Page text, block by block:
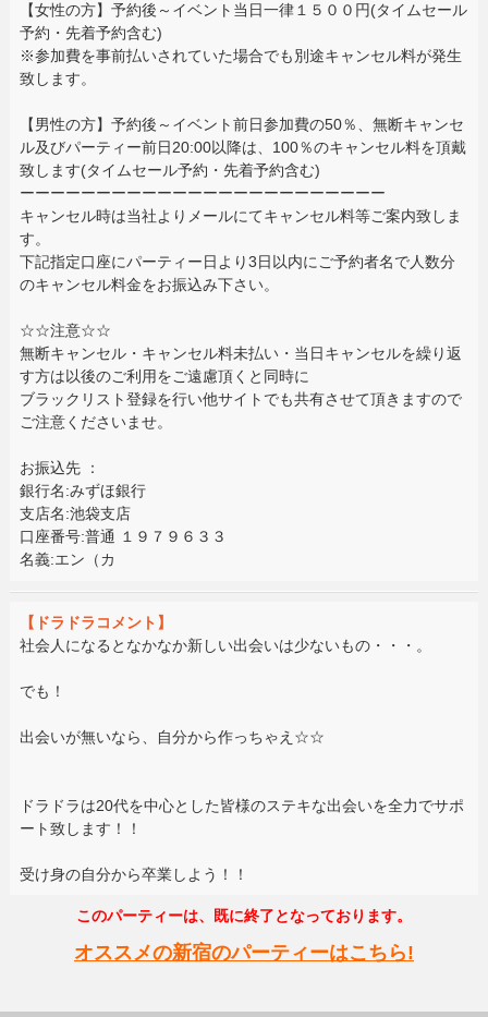
【女性の方】予約後～イベント当日一律１５００円(タイムセール
予約・先着予約含む)
※参加費を事前払いされていた場合でも別途キャンセル料が発生
致します。
【男性の方】予約後～イベント前日参加費の50％、無断キャンセ
ル及びパーティー前日20:00以降は、100％のキャンセル料を頂戴
致します(タイムセール予約・先着予約含む)
ーーーーーーーーーーーーーーーーーーーーーーーー
キャンセル時は当社よりメールにてキャンセル料等ご案内致しま
す。
下記指定口座にパーティー日より3日以内にご予約者名で人数分
のキャンセル料金をお振込み下さい。
☆☆注意☆☆
無断キャンセル・キャンセル料未払い・当日キャンセルを繰り返
す方は以後のご利用をご遠慮頂くと同時に
ブラックリスト登録を行い他サイトでも共有させて頂きますので
ご注意くださいませ。
お振込先 ：
銀行名:みずほ銀行
支店名:池袋支店
口座番号:普通 １９７９６３３
名義:エン（カ
【ドラドラコメント】
社会人になるとなかなか新しい出会いは少ないもの・・・。
でも！
出会いが無いなら、自分から作っちゃえ☆☆
ドラドラは20代を中心とした皆様のステキな出会いを全力でサポ
ート致します！！
受け身の自分から卒業しよう！！
このパーティーは、既に終了となっております。
オススメの新宿のパーティーはこちら!